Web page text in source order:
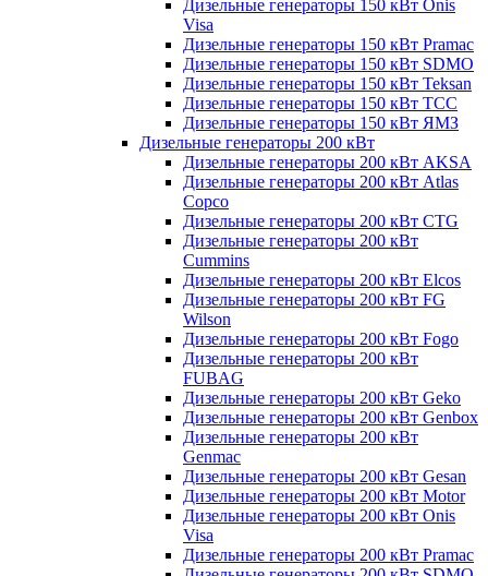
Дизельные генераторы 150 кВт Onis
Visa
Дизельные генераторы 150 кВт Pramac
Дизельные генераторы 150 кВт SDMO
Дизельные генераторы 150 кВт Teksan
Дизельные генераторы 150 кВт ТСС
Дизельные генераторы 150 кВт ЯМЗ
Дизельные генераторы 200 кВт
Дизельные генераторы 200 кВт AKSA
Дизельные генераторы 200 кВт Atlas
Copco
Дизельные генераторы 200 кВт CTG
Дизельные генераторы 200 кВт
Cummins
Дизельные генераторы 200 кВт Elcos
Дизельные генераторы 200 кВт FG
Wilson
Дизельные генераторы 200 кВт Fogo
Дизельные генераторы 200 кВт
FUBAG
Дизельные генераторы 200 кВт Geko
Дизельные генераторы 200 кВт Genbox
Дизельные генераторы 200 кВт
Genmac
Дизельные генераторы 200 кВт Gesan
Дизельные генераторы 200 кВт Motor
Дизельные генераторы 200 кВт Onis
Visa
Дизельные генераторы 200 кВт Pramac